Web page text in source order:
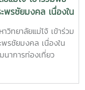
ครัวเรือนในตำบล
าษฎร์ อำเภอ
มารถสร้างผลลัพธ์รูป
รายได้ครัวเรือนสุทธิ
และการพัฒนา "นวัต
ในพื้นที่ใกล้เคียงอื่น
งการพัฒนาท้องถิ่น
รชัยมงคล เนื่องใน
ทยาลัยแม่โจ้ เข้าร่วม
รชัยมงคล เนื่องใน
าการท่องเที่ยว
บียนในเวลา 16.00